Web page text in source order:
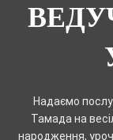
Надаємо
Тамада на
народження,